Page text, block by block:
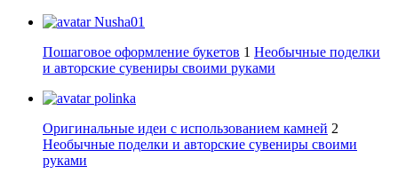
Nusha01
Пошаговое оформление букетов 1 Необычные поделки
и авторские сувениры своими руками
polinka
Оригинальные идеи с использованием камней 2
Необычные поделки и авторские сувениры своими
руками